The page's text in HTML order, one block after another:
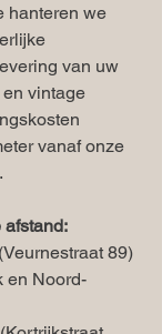
hanteren we
van uw
vintage
vanaf onze
afstand:
89)
en Noord-